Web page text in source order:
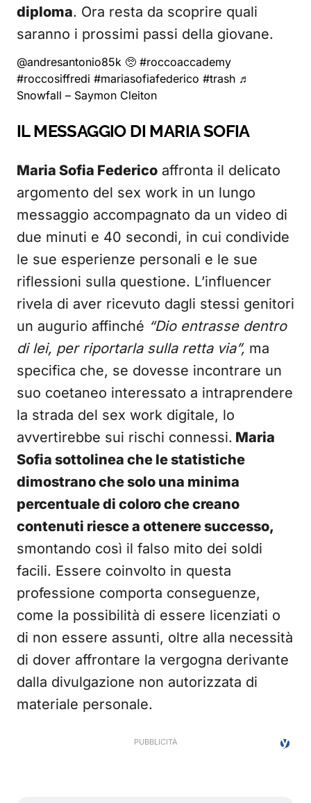
diploma. Ora resta da scoprire quali
saranno i prossimi passi della giovane.
@andresantonio85k 🥺 #roccoaccademy
#roccosiffredi #mariasofiafederico #trash ♬
Snowfall – Saymon Cleiton
IL MESSAGGIO DI MARIA SOFIA
Maria Sofia Federico affronta il delicato
argomento del sex work in un lungo
messaggio accompagnato da un video di
due minuti e 40 secondi, in cui condivide
le sue esperienze personali e le sue
riflessioni sulla questione. L’influencer
rivela di aver ricevuto dagli stessi genitori
un augurio affinché “Dio entrasse dentro
di lei, per riportarla sulla retta via”, ma
specifica che, se dovesse incontrare un
suo coetaneo interessato a intraprendere
la strada del sex work digitale, lo
avvertirebbe sui rischi connessi. Maria
Sofia sottolinea che le statistiche
dimostrano che solo una minima
percentuale di coloro che creano
contenuti riesce a ottenere successo,
smontando così il falso mito dei soldi
facili. Essere coinvolto in questa
professione comporta conseguenze,
come la possibilità di essere licenziati o
di non essere assunti, oltre alla necessità
di dover affrontare la vergogna derivante
dalla divulgazione non autorizzata di
materiale personale.